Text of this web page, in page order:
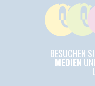
BESUCHEN
MEDIEN